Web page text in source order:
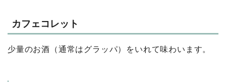
カフェコレット
少量のお酒（通常はグラッパ）をいれて味わいます。